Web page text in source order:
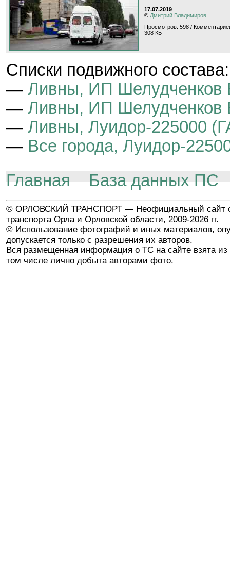
17.07.2019
© Дмитрий Владимиров
Просмотров: 598 /
308 КБ
Cписки подвижного состава:
— Ливны, ИП Шелудченков
— Ливны, ИП Шелудченков
— Ливны, Луидор-225000
— Все города, Луидор-
Главная
База данных ПС
© ОРЛОВСКИЙ ТРАНСПОРТ — Неофициальный сайт
транспорта Орла и Орловской области, 2009-2026 гг.
© Использование фотографий и иных материалов,
допускается только с разрешения их авторов.
Вся размещенная информация о ТС на сайте взята из
том числе лично добыта авторами фото.